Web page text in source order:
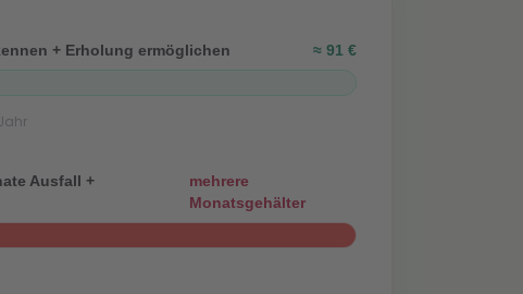
+ Erholung ermöglichen ≈ 91 €
Ausfall +
mehrere
Monatsgehälter